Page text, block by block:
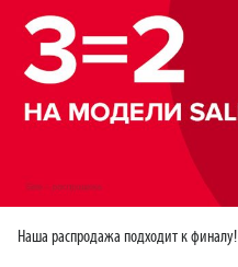
Наша распродажа подходит к финалу!